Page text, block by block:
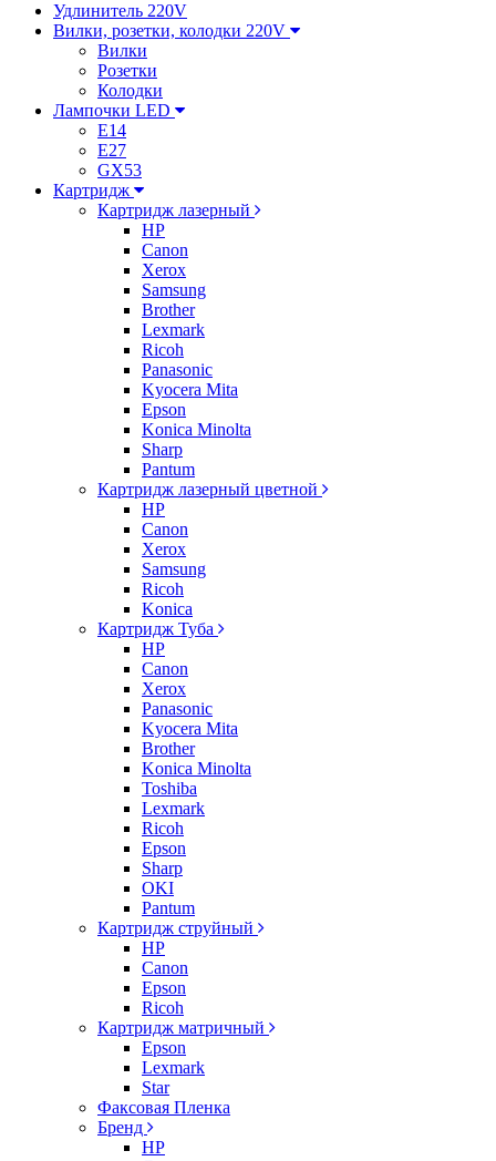
Удлинитель 220V
Вилки, розетки, колодки 220V
Вилки
Розетки
Колодки
Лампочки LED
E14
E27
GX53
Картридж
Картридж лазерный
HP
Canon
Xerox
Samsung
Brother
Lexmark
Ricoh
Panasonic
Kyocera Mita
Epson
Konica Minolta
Sharp
Pantum
Картридж лазерный цветной
HP
Canon
Xerox
Samsung
Ricoh
Konica
Картридж Туба
HP
Canon
Xerox
Panasonic
Kyocera Mita
Brother
Konica Minolta
Toshiba
Lexmark
Ricoh
Epson
Sharp
OKI
Pantum
Картридж струйный
HP
Canon
Epson
Ricoh
Картридж матричный
Epson
Lexmark
Star
Факсовая Пленка
Бренд
HP